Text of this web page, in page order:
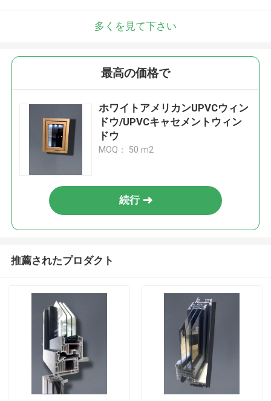
多くを見て下さい
最高の価格で
ホワイトアメリカンUPVCウィン
ドウ/UPVCキャセメントウィン
ドウ
MOQ： 50 m2
続行
推薦されたプロダクト